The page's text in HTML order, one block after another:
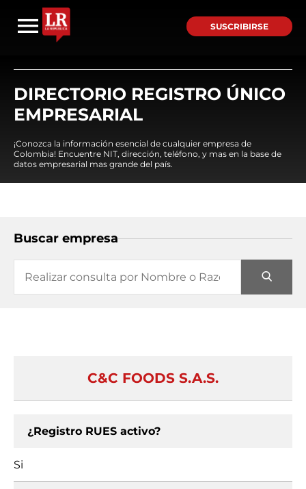
SUSCRIBIRSE
DIRECTORIO REGISTRO ÚNICO
EMPRESARIAL
¡Conozca la información esencial de cualquier empresa de
Colombia! Encuentre NIT, dirección, teléfono, y mas en la base de
datos empresarial mas grande del país.
Buscar empresa
C&C FOODS S.A.S.
¿Registro RUES activo?
Si